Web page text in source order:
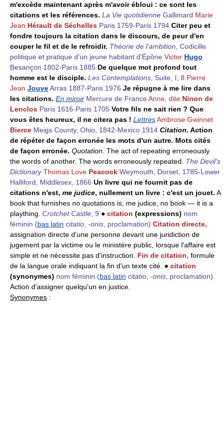
m'excède maintenant après m'avoir ébloui : ce sont les
citations et les références. La Vie quotidienne Gallimard Marie
Jean Hérault de Séchelles Paris 1759-Paris 1794 Citer peu et
fondre toujours la citation dans le discours, de peur d'en
couper le fil et de le refroidir. Théorie de l'ambition , Codicille
politique et pratique d'un jeune habitant d'Épône Victor Hugo
Besançon 1802-Paris 1885 De quelque mot profond tout
homme est le disciple. Les Contemplations , Suite, I, 8 Pierre
Jean JouveArras 1887-Paris 1976 Je répugne à me lire dans
les citations. En miroir Mercure de FranceAnne, dite Ninon de
Lenclos Paris 1616-Paris 1705 Votre fils ne sait rien ? Que
vous êtes heureux, il ne citera pas ! LettresAmbrose Gwinnet
Bierce Meigs County, Ohio, 1842-Mexico 1914 Citation. Action
de répéter de façon erronée les mots d'un autre. Mots cités
de façon erronée. Quotation . The act of repeating erroneously
the words of another. The words erroneously repeated. The Devil's
Dictionary Thomas Love Peacock Weymouth, Dorset, 1785-Lower
Halliford, Middlesex, 1866 Un livre qui ne fournit pas de
citations n'est, me judice, nullement un livre : c'est un jouet. A
book that furnishes no quotations is, me judice, no book — it is a
plaything. Crotchet Castle , 9 ● citation (expressions) nom
féminin (bas latin citatio -onis , proclamation) Citation directe,
assignation directe d'une personne devant une juridiction de
jugement par la victime ou le ministère public, lorsque l'affaire est
simple et ne nécessite pas d'instruction. Fin de citation, formule
de la langue orale indiquant la fin d'un texte cité. ● citation
(synonymes) nom féminin (bas latin citatio -onis , proclamation)
Action d'assigner quelqu'un en justice.
Synonymes :